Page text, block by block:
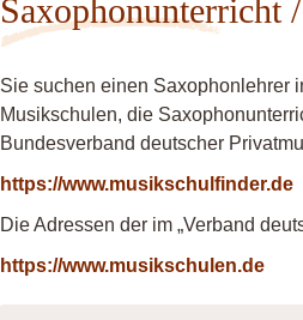
Saxophonunterricht
Sie suchen einen Saxophonlehrer
Musikschulen, die
Bundesverband deutscher
https://www.musikschulfinder.de
Die Adressen der im „Verband
https://www.musikschulen.de